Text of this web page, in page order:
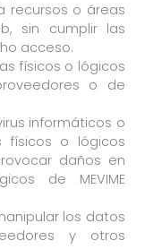
recursos o áreas
sin cumplir las
acceso.
físicos o lógicos
o de
informáticos o
físicos o lógicos
daños en
de MEVIME
los datos
y otros